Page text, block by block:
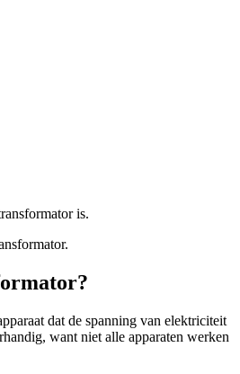
is.
dat de spanning van elektriciteit
want niet alle apparaten werken